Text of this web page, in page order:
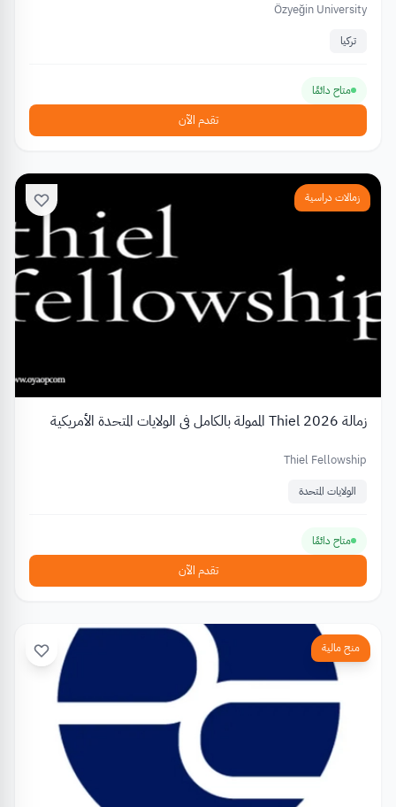
Özyeğin University
تركيا
متاح دائمًا
تقدم الآن
زمالات دراسية
زمالة Thiel 2026 الممولة بالكامل في الولايات المتحدة الأمريكية
Thiel Fellowship
الولايات المتحدة
متاح دائمًا
تقدم الآن
منح مالية